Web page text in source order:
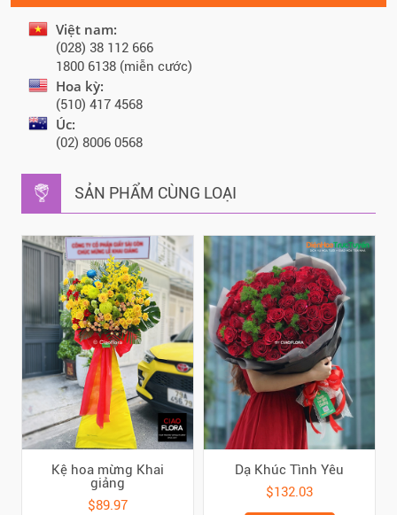
Việt nam:
(028) 38 112 666
1800 6138 (miễn cước)
Hoa kỳ:
(510) 417 4568
Úc:
(02) 8006 0568
SẢN PHẨM CÙNG LOẠI
Kệ hoa mừng Khai
giảng
$89.97
Dạ Khúc Tình Yêu
$132.03